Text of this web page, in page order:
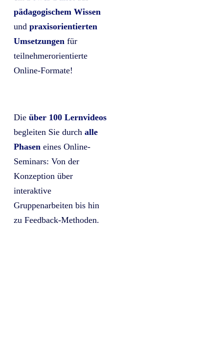
pädagogischem Wissen
und praxisorientierten
Umsetzungen für
teilnehmerorientierte
Online-Formate!
Die über 100 Lernvideos
begleiten Sie durch alle
Phasen eines Online-
Seminars: Von der
Konzeption über
interaktive
Gruppenarbeiten bis hin
zu Feedback-Methoden.